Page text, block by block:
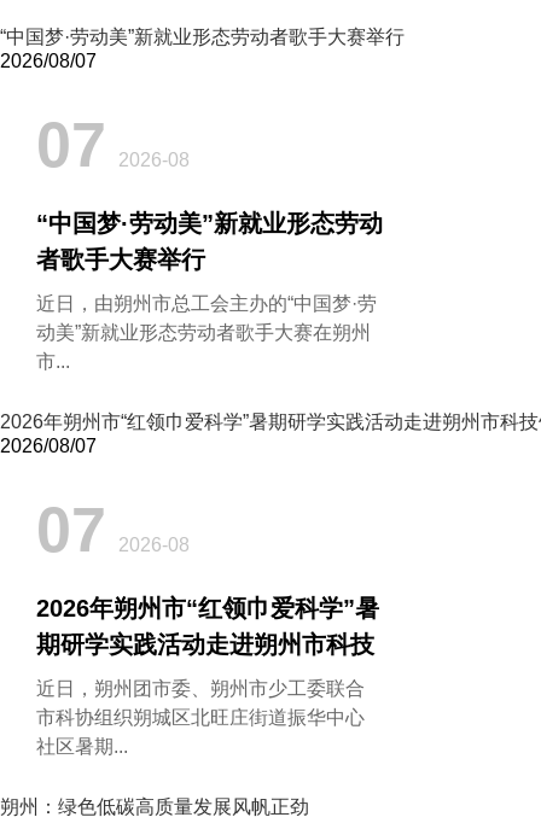
“中国梦·劳动美”新就业形态劳动者歌手大赛举行
2026/08/07
07 2026-08
“中国梦·劳动美”新就业形态劳动
者歌手大赛举行
近日，由朔州市总工会主办的“中国梦·劳
动美”新就业形态劳动者歌手大赛在朔州
市...
2026年朔州市“红领巾爱科学”暑期研学实践活动走进朔州市科
2026/08/07
07 2026-08
2026年朔州市“红领巾爱科学”暑
期研学实践活动走进朔州市科技
馆
近日，朔州团市委、朔州市少工委联合
市科协组织朔城区北旺庄街道振华中心
社区暑期...
朔州：绿色低碳高质量发展风帆正劲